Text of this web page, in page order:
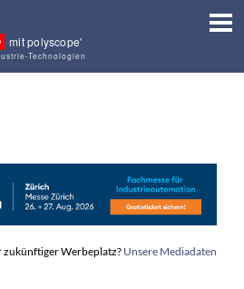
mit polyscope'
Technologien
zukünftiger Werbeplatz? Unsere Mediadaten